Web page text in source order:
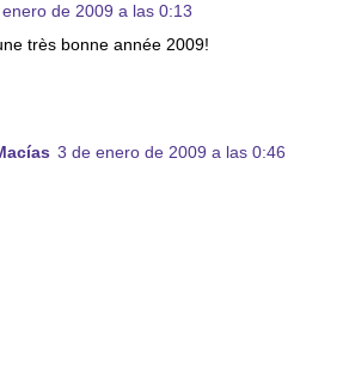
de 2009 a las 0:13
très bonne année 2009!
3 de enero de 2009 a las 0:46